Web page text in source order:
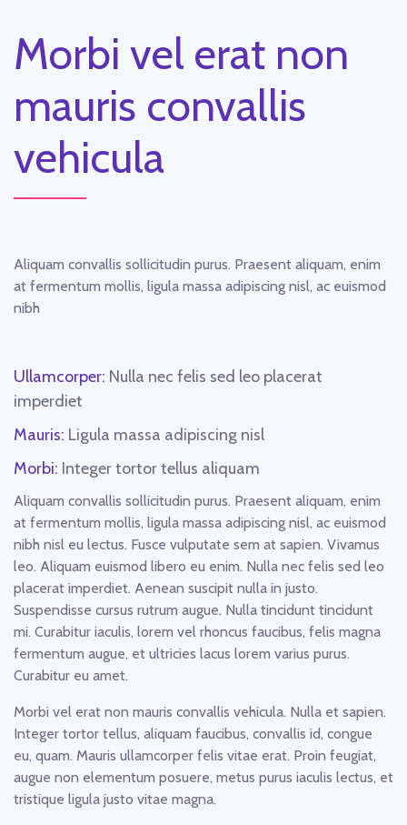
Morbi vel erat non
mauris convallis
vehicula
Aliquam convallis sollicitudin purus. Praesent aliquam, enim
at fermentum mollis, ligula massa adipiscing nisl, ac euismod
nibh
Ullamcorper: Nulla nec felis sed leo placerat
imperdiet
Mauris: Ligula massa adipiscing nisl
Morbi: Integer tortor tellus aliquam
Aliquam convallis sollicitudin purus. Praesent aliquam, enim
at fermentum mollis, ligula massa adipiscing nisl, ac euismod
nibh nisl eu lectus. Fusce vulputate sem at sapien. Vivamus
leo. Aliquam euismod libero eu enim. Nulla nec felis sed leo
placerat imperdiet. Aenean suscipit nulla in justo.
Suspendisse cursus rutrum augue. Nulla tincidunt tincidunt
mi. Curabitur iaculis, lorem vel rhoncus faucibus, felis magna
fermentum augue, et ultricies lacus lorem varius purus.
Curabitur eu amet.
Morbi vel erat non mauris convallis vehicula. Nulla et sapien.
Integer tortor tellus, aliquam faucibus, convallis id, congue
eu, quam. Mauris ullamcorper felis vitae erat. Proin feugiat,
augue non elementum posuere, metus purus iaculis lectus, et
tristique ligula justo vitae magna.